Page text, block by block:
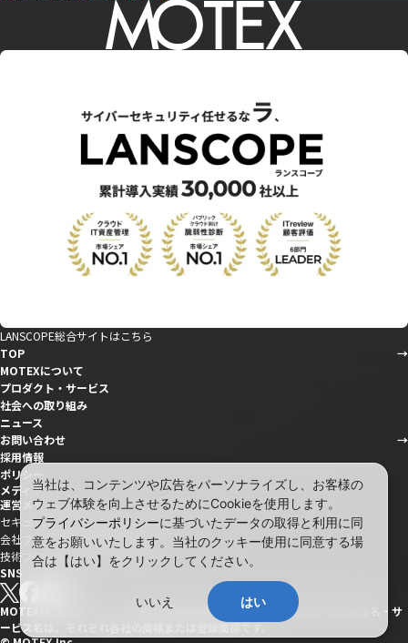
LANSCOPE総合サイトはこちら
TOP
MOTEXについて
プロダクト・サービス
社会への取り組み
ニュース
お問い合わせ
採用情報
ポリシー
メディア
運営メディア
セキュリティ情報サイト「wiz LANCOPE」
会社ブログ「MOTEX公式note」
技術ブログ「MOTEX TECH BLOG」
SNS
MOTEXは エムオーテックス株式会社の略称です。記載の会社名および製品名・サ
ービス名は、それぞれ各社の商標または登録商標です。
当社は、コンテンツや広告をパーソナライズし、お客様の
ウェブ体験を向上させるためにCookieを使用します。
プライバシーポリシーに基づいたデータの取得と利用に同
意をお願いいたします。当社のクッキー使用に同意する場
合は【はい】をクリックしてください。
いいえ はい